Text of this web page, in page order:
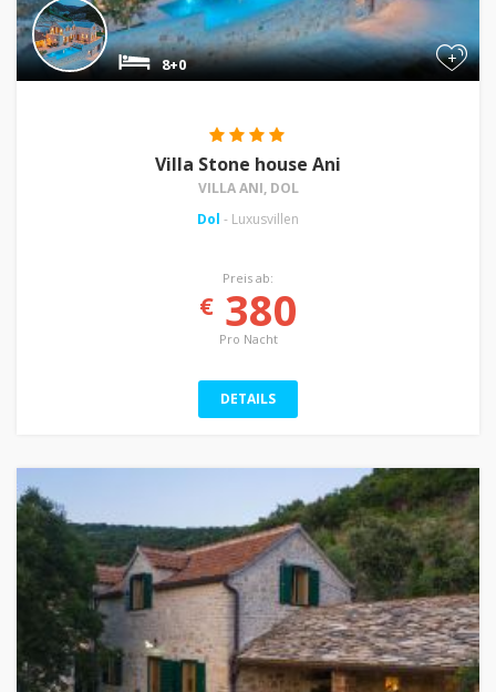
+
8+0
Villa Stone house Ani
VILLA ANI, DOL
Dol - Luxusvillen
Preis ab:
€380
Pro Nacht
DETAILS